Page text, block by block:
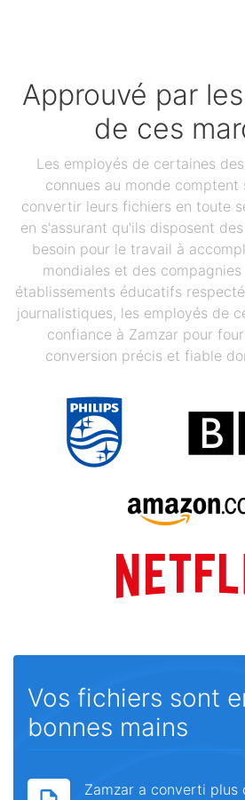
Approuvé par
de ces
Les employés de certaines
connues au monde comptent
convertir leurs fichiers en toute
en s'assurant qu'ils disposent
besoin pour le travail à
mondiales et des
établissements éducatifs
journalistiques, les employés de
confiance à Zamzar pour
conversion précis et fiable
Vos fichiers sont
bonnes mains
Zamzar a converti plus